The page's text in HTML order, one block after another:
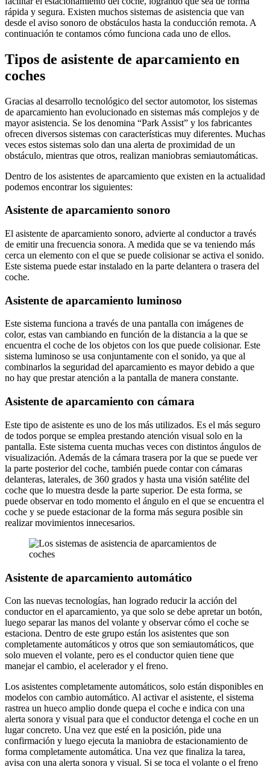
rápida y segura. Existen muchos sistemas de asistencia que van
desde el aviso sonoro de obstáculos hasta la conducción remota. A
continuación te contamos cómo funciona cada uno de ellos.
Tipos de asistente de aparcamiento en
coches
Gracias al desarrollo tecnológico del sector automotor, los sistemas
de aparcamiento han evolucionado en sistemas más complejos y de
mayor asistencia. Se los denomina “Park Assist” y los fabricantes
ofrecen diversos sistemas con características muy diferentes. Muchas
veces estos sistemas solo dan una alerta de proximidad de un
obstáculo, mientras que otros, realizan maniobras semiautomáticas.
Dentro de los asistentes de aparcamiento que existen en la actualidad
podemos encontrar los siguientes:
Asistente de aparcamiento sonoro
El asistente de aparcamiento sonoro, advierte al conductor a través
de emitir una frecuencia sonora. A medida que se va teniendo más
cerca un elemento con el que se puede colisionar se activa el sonido.
Este sistema puede estar instalado en la parte delantera o trasera del
coche.
Asistente de aparcamiento luminoso
Este sistema funciona a través de una pantalla con imágenes de
color, estas van cambiando en función de la distancia a la que se
encuentra el coche de los objetos con los que puede colisionar. Este
sistema luminoso se usa conjuntamente con el sonido, ya que al
combinarlos la seguridad del aparcamiento es mayor debido a que
no hay que prestar atención a la pantalla de manera constante.
Asistente de aparcamiento con cámara
Este tipo de asistente es uno de los más utilizados. Es el más seguro
de todos porque se emplea prestando atención visual solo en la
pantalla. Este sistema cuenta muchas veces con distintos ángulos de
visualización. Además de la cámara trasera por la que se puede ver
la parte posterior del coche, también puede contar con cámaras
delanteras, laterales, de 360 grados y hasta una visión satélite del
coche que lo muestra desde la parte superior. De esta forma, se
puede observar en todo momento el ángulo en el que se encuentra el
coche y se puede estacionar de la forma más segura posible sin
realizar movimientos innecesarios.
Asistente de aparcamiento automático
Con las nuevas tecnologías, han logrado reducir la acción del
conductor en el aparcamiento, ya que solo se debe apretar un botón,
luego separar las manos del volante y observar cómo el coche se
estaciona. Dentro de este grupo están los asistentes que son
completamente automáticos y otros que son semiautomáticos, que
solo mueven el volante, pero es el conductor quien tiene que
manejar el cambio, el acelerador y el freno.
Los asistentes completamente automáticos, solo están disponibles en
modelos con cambio automático. Al activar el asistente, el sistema
rastrea un hueco amplio donde quepa el coche e indica con una
alerta sonora y visual para que el conductor detenga el coche en un
lugar concreto. Una vez que esté en la posición, pide una
confirmación y luego ejecuta la maniobra de estacionamiento de
forma completamente automática. Una vez que finaliza la tarea,
avisa con una alerta sonora y visual. Si se toca el volante o el freno